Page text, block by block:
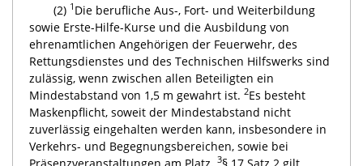
(2) 1 Die berufliche Aus-, Fort- und Weiterbildung
sowie Erste-Hilfe-Kurse und die Ausbildung von
ehrenamtlichen Angehörigen der Feuerwehr, des
Rettungsdienstes und des Technischen Hilfswerks sind
zulässig, wenn zwischen allen Beteiligten ein
Mindestabstand von 1,5 m gewahrt ist. 2Es besteht
Maskenpflicht, soweit der Mindestabstand nicht
zuverlässig eingehalten werden kann, insbesondere in
Verkehrs- und Begegnungsbereichen, sowie bei
Präsenzveranstaltungen am Platz. 3§ 17 Satz 2 gilt